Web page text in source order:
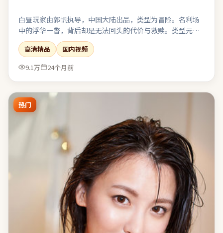
白昼玩家由郭帆执导，中国大陆出品，类型为冒险。名利场
中的浮华一瞥，背后却是无法回头的代价与救赎。类型元素
被刻意混搭：既有类型片快感，也保留作者式的留白。在娱
乐性与表达欲之间取得了相对稳态的平衡。
高清精品
国内视频
9.1万
24个月前
热门